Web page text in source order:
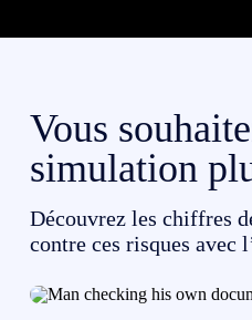
Vous
simulation
Découvrez les chiffres
contre ces risques avec